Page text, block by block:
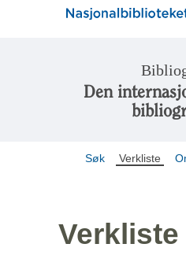
Den
Søk Verkliste
Verkliste